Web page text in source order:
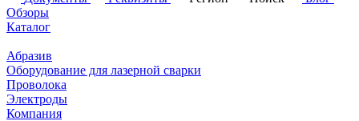
Обзоры
Каталог
Абразив
Оборудование для лазерной сварки
Проволока
Электроды
Компания